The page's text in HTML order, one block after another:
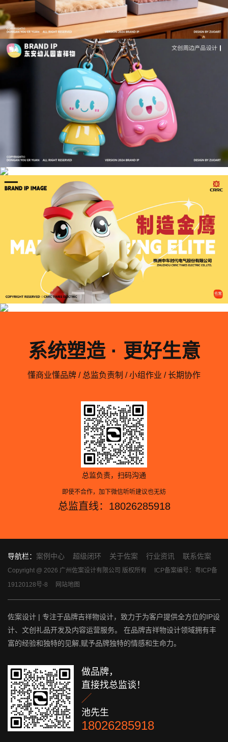
系统塑造 · 更好生意
懂商业懂品牌 / 总监负责制 / 小组作业 / 长期协作
总监负责，扫码沟通
即使不合作，加下微信听听建议也无妨
总监直线：18026285918
导航栏： 案例中心 超级闭环 关于佐案 行业资讯 联系佐案
Copyright @ 2026 广州佐案设计有限公司 版权所有
ICP备案编号：粤ICP备
19120128号-8
网站地图
佐案设计 | 专注于品牌吉祥物设计，致力于为客户提供全方位的IP设
计、文创礼品开发及内容运营服务。 在品牌吉祥物设计领域拥有丰
富的经验和独特的见解,赋予品牌独特的情感和生命力。
做品牌，
直接找总监谈！

池先生
18026285918